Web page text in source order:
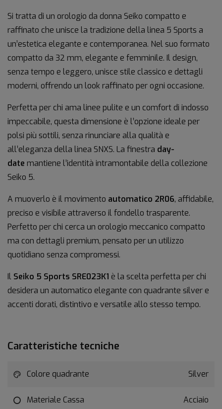
Si tratta di un orologio da donna Seiko compatto e
raffinato che unisce la tradizione della linea 5 Sports a
un’estetica elegante e contemporanea. Nel suo formato
compatto da 32 mm, elegante e femminile. Il design,
senza tempo e leggero, unisce stile classico e dettagli
moderni, offrendo un look raffinato per ogni occasione.
Perfetta per chi ama linee pulite e un comfort di indosso
impeccabile, questa dimensione è l’opzione ideale per
polsi più sottili, senza rinunciare alla qualità e
all’eleganza della linea SNXS. La finestra day-
date mantiene l’identità intramontabile della collezione
Seiko 5.
A muoverlo è il movimento automatico 2R06, affidabile,
preciso e visibile attraverso il fondello trasparente.
Perfetto per chi cerca un orologio meccanico compatto
ma con dettagli premium, pensato per un utilizzo
quotidiano senza compromessi.
Il Seiko 5 Sports SRE023K1 è la scelta perfetta per chi
desidera un automatico elegante con quadrante silver e
accenti dorati, distintivo e versatile allo stesso tempo.
Caratteristiche tecniche
Colore quadrante Silver
Materiale Cassa Acciaio